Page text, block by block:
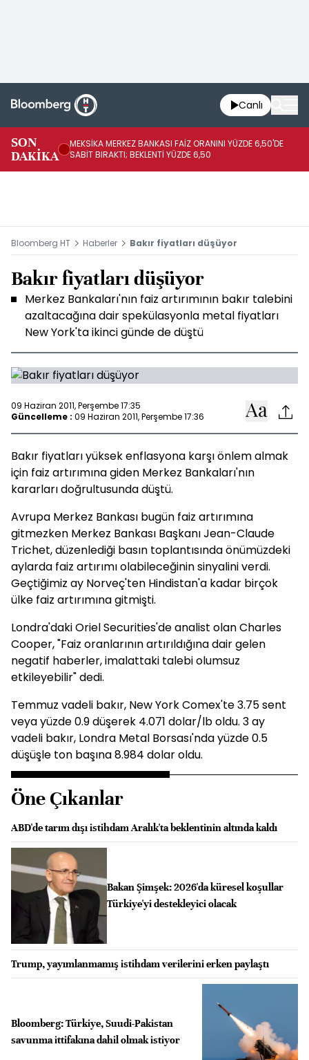
Canlı
SON
DAKİKA
MEKSİKA MERKEZ BANKASI FAİZ ORANINI YÜZDE 6,50'DE
SABİT BIRAKTI; BEKLENTİ YÜZDE 6,50
Bloomberg HT Haberler Bakır fiyatları düşüyor
Bakır fiyatları düşüyor
Merkez Bankaları'nın faiz artırımının bakır talebini
azaltacağına dair spekülasyonla metal fiyatları
New York'ta ikinci günde de düştü
09 Haziran 2011, Perşembe 17:35
Güncelleme : 09 Haziran 2011, Perşembe 17:36
Bakır fiyatları yüksek enflasyona karşı önlem almak
için faiz artırımına giden Merkez Bankaları'nın
kararları doğrultusunda düştü.
Avrupa Merkez Bankası bugün faiz artırımına
gitmezken Merkez Bankası Başkanı Jean-Claude
Trichet, düzenlediği basın toplantısında önümüzdeki
aylarda faiz artırımı olabileceğinin sinyalini verdi.
Geçtiğimiz ay Norveç'ten Hindistan'a kadar birçok
ülke faiz artırımına gitmişti.
Londra'daki Oriel Securities'de analist olan Charles
Cooper, "Faiz oranlarının artırıldığına dair gelen
negatif haberler, imalattaki talebi olumsuz
etkileyebilir" dedi.
Temmuz vadeli bakır, New York Comex'te 3.75 sent
veya yüzde 0.9 düşerek 4.071 dolar/lb oldu. 3 ay
vadeli bakır, Londra Metal Borsası'nda yüzde 0.5
düşüşle ton başına 8.984 dolar oldu.
Öne Çıkanlar
ABD'de tarım dışı istihdam Aralık'ta beklentinin altında kaldı
Bakan Şimşek: 2026'da küresel koşullar
Türkiye'yi destekleyici olacak
Trump, yayımlanmamış istihdam verilerini erken paylaştı
Bloomberg: Türkiye, Suudi-Pakistan
savunma ittifakına dahil olmak istiyor